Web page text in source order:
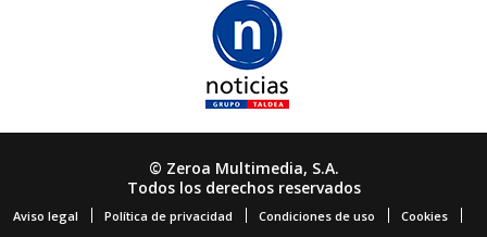
© Zeroa Multimedia, S.A.
Todos los derechos reservados
Aviso legal Política de privacidad Condiciones de uso Cookies